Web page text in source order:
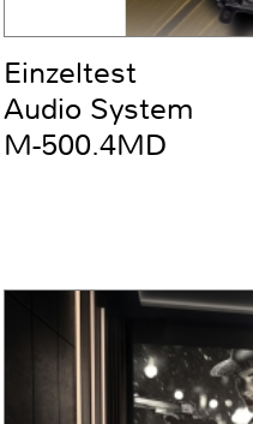
Einzeltest
Audio System
M-500.4MD